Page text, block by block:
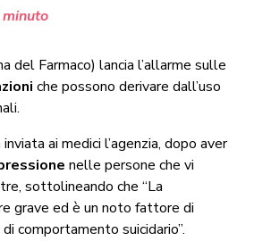
minuto
del Farmaco) lancia l’allarme sulle
che possono derivare dall’uso
ai medici l’agenzia, dopo aver
nelle persone che vi
sottolineando che “La
grave ed è un noto fattore di
comportamento suicidario”.